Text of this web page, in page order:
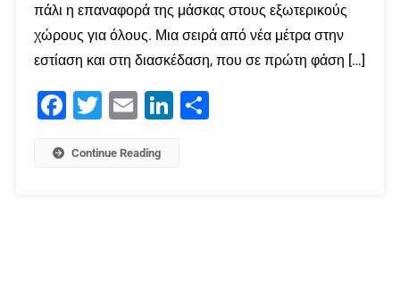
πάλι η επαναφορά της μάσκας στους εξωτερικούς
χώρους για όλους. Μια σειρά από νέα μέτρα στην
εστίαση και στη διασκέδαση, που σε πρώτη φάση […]
Facebook
Twitter Email LinkedIn
Continue Reading